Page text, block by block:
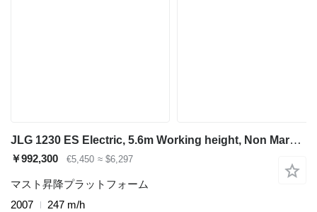
JLG 1230 ES Electric, 5.6m Working height, Non Marking
￥992,300 €5,450 ≈ $6,297
マスト昇降プラットフォーム
2007
247 m/h